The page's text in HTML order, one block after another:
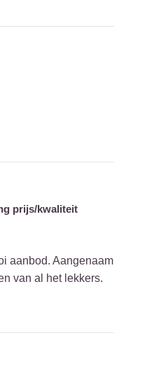
prijs/kwaliteit
aanbod. Aangenaam
van al het lekkers.